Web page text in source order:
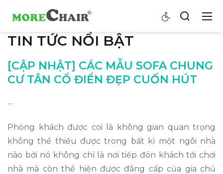
TIN TỨC NỔI BẬT
[CẬP NHẬT] CÁC MẪU SOFA CHUNG
CƯ TÂN CỔ ĐIỂN ĐẸP CUỐN HÚT
--
Phòng khách được coi là không gian quan trọng
không thể thiếu được trong bất kì một ngôi nhà
nào bởi nó không chỉ là nơi tiếp đón khách tới chơi
nhà mà còn thể hiện được đẳng cấp của gia chủ